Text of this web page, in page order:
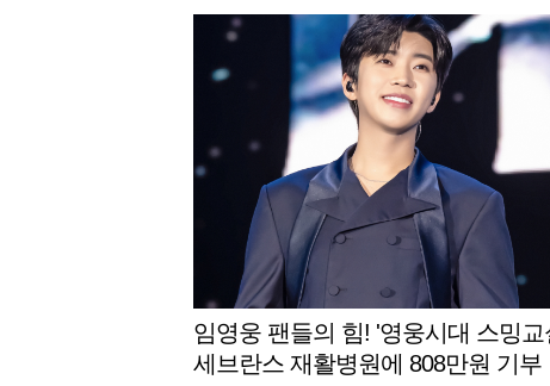
임영웅 팬들의 힘! '영웅시대 스밍교
세브란스 재활병원에 808만원 기부